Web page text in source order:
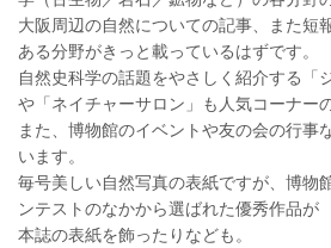
大阪周辺の自然についての記事、また短
ある分野がきっと載っているはずです。
自然史科学の話題をやさしく紹介する「
や「ネイチャーサロン」も人気コーナー
また、博物館のイベントや友の会の行事
います。
毎号美しい自然写真の表紙ですが、博物
ンテストのなかから選ばれた優秀作品が
本誌の表紙を飾ったりなども。